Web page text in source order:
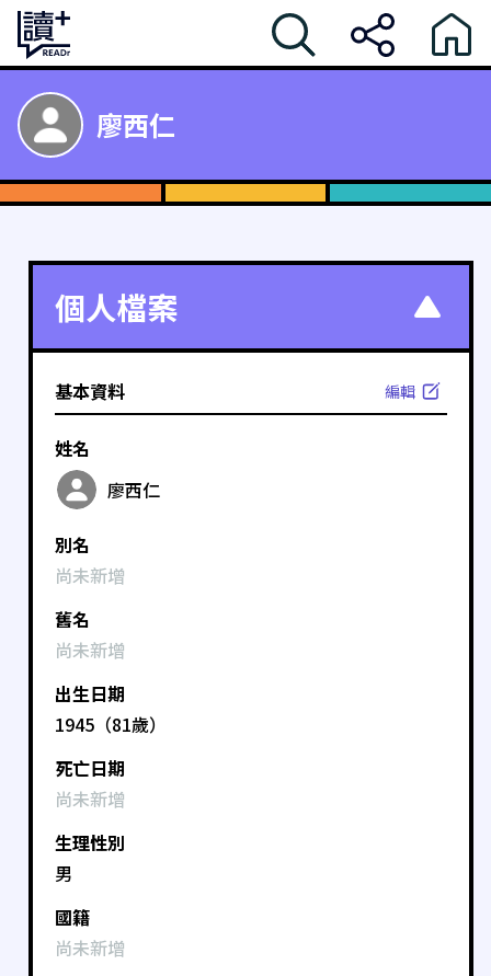
廖西仁
個人檔案
基本資料 編輯
姓名
廖西仁
別名
尚未新增
舊名
尚未新增
出生日期
1945（81歲）
死亡日期
尚未新增
生理性別
男
國籍
尚未新增